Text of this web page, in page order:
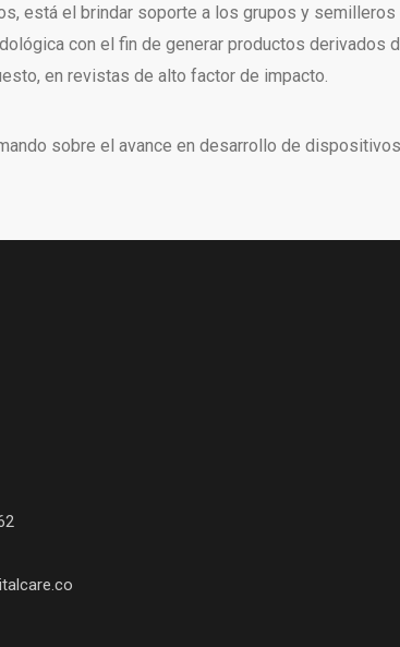
está el brindar soporte a los grupos y
con el fin de generar productos
en revistas de alto factor de impacto.
sobre el avance en desarrollo de